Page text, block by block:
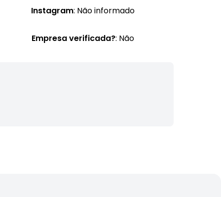
Instagram: Não informado
Empresa verificada?: Não